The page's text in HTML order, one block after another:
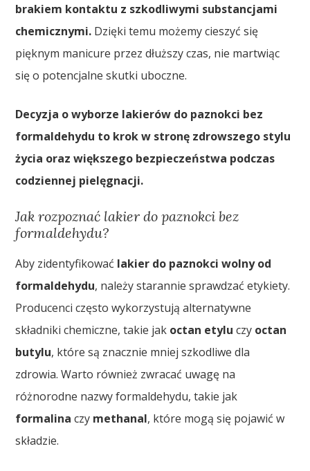
brakiem kontaktu z szkodliwymi substancjami
chemicznymi. Dzięki temu możemy cieszyć się
pięknym manicure przez dłuższy czas, nie martwiąc
się o potencjalne skutki uboczne.
Decyzja o wyborze lakierów do paznokci bez
formaldehydu to krok w stronę zdrowszego stylu
życia oraz większego bezpieczeństwa podczas
codziennej pielęgnacji.
Jak rozpoznać lakier do paznokci bez
formaldehydu?
Aby zidentyfikować lakier do paznokci wolny od
formaldehydu, należy starannie sprawdzać etykiety.
Producenci często wykorzystują alternatywne
składniki chemiczne, takie jak octan etylu czy octan
butylu, które są znacznie mniej szkodliwe dla
zdrowia. Warto również zwracać uwagę na
różnorodne nazwy formaldehydu, takie jak
formalina czy methanal, które mogą się pojawić w
składzie.